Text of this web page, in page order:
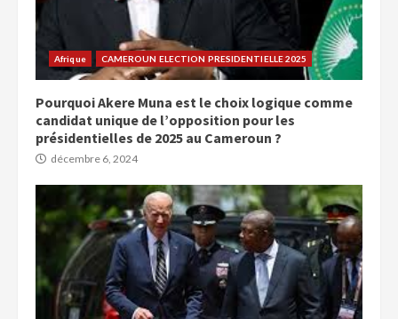
Afrique CAMEROUN ELECTION PRESIDENTIELLE 2025
Pourquoi Akere Muna est le choix logique comme
candidat unique de l’opposition pour les
présidentielles de 2025 au Cameroun ?
décembre 6, 2024